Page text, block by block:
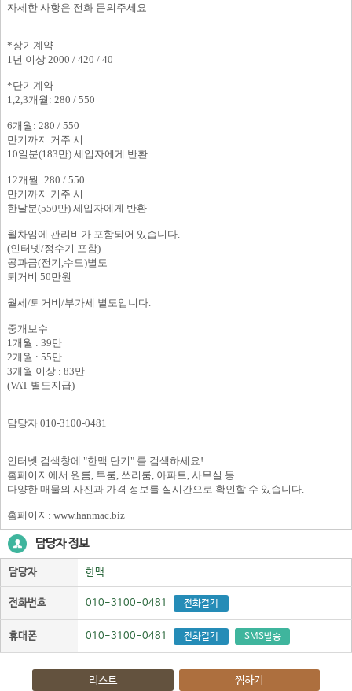
자세한 사항은 전화 문의주세요
*장기계약
1년 이상 2000 / 420 / 40
*단기계약
1,2,3개월: 280 / 550
6개월: 280 / 550
만기까지 거주 시
10일분(183만) 세입자에게 반환
12개월: 280 / 550
만기까지 거주 시
한달분(550만) 세입자에게 반환
월차임에 관리비가 포함되어 있습니다.
(인터넷/정수기 포함)
공과금(전기,수도)별도
퇴거비 50만원
월세/퇴거비/부가세 별도입니다.
중개보수
1개월 : 39만
2개월 : 55만
3개월 이상 : 83만
(VAT 별도지급)
담당자 010-3100-0481
인터넷 검색창에 "한맥 단기" 를 검색하세요!
홈페이지에서 원룸, 투룸, 쓰리룸, 아파트, 사무실 등
다양한 매물의 사진과 가격 정보를 실시간으로 확인할 수 있습니다.
홈페이지: www.hanmac.biz
담당자 정보
담당자 한맥
전화번호 010-3100-0481 전화걸기
휴대폰 010-3100-0481 전화걸기 SMS발송
리스트 찜하기